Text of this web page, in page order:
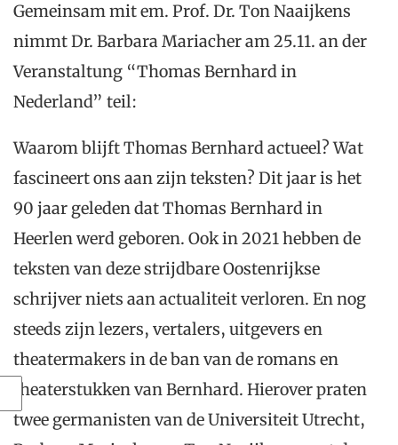
Gemeinsam mit em. Prof. Dr. Ton Naaijkens
nimmt Dr. Barbara Mariacher am 25.11. an der
Veranstaltung “Thomas Bernhard in
Nederland” teil:
Waarom blijft Thomas Bernhard actueel? Wat
fascineert ons aan zijn teksten? Dit jaar is het
90 jaar geleden dat Thomas Bernhard in
Heerlen werd geboren. Ook in 2021 hebben de
teksten van deze strijdbare Oostenrijkse
schrijver niets aan actualiteit verloren. En nog
steeds zijn lezers, vertalers, uitgevers en
theatermakers in de ban van de romans en
theaterstukken van Bernhard. Hierover praten
twee germanisten van de Universiteit Utrecht,